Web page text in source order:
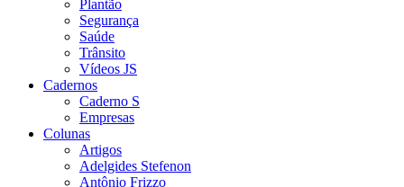
Plantão
Segurança
Saúde
Trânsito
Vídeos JS
Cadernos
Caderno S
Empresas
Colunas
Artigos
Adelgides Stefenon
Antônio Frizzo